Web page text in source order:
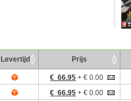
Levertijd Prijs
€ 66.95 + € 0.00
€ 66.95 + € 0.00